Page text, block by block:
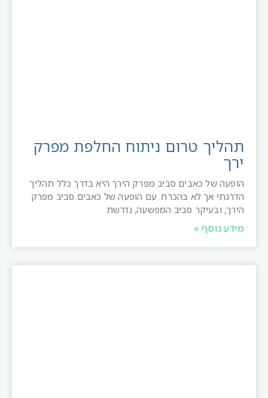
תהליך טרום ניתוח החלפת מפרק
ירך
הופעה של כאבים סביב מפרק הירך היא בדרך כלל תהליך
הדרגתי אך לא בהכרח. עם הופעה של כאבים סביב מפרק
הירך, ובעיקר סביב המפשעה, נדרשת
מידע נוסף »